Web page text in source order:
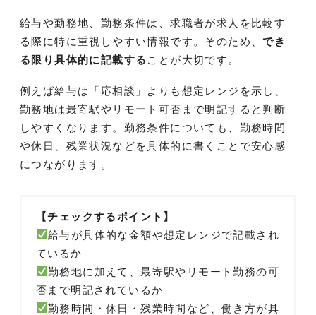
給与や勤務地、勤務条件は、求職者が求人を比較す
る際に特に重視しやすい情報です。そのため、でき
る限り具体的に記載する ことが大切です。
例えば給与は「応相談」よりも想定レンジを示し、
勤務地は最寄駅やリモート可否まで明記すると判断
しやすくなります。勤務条件についても、勤務時間
や休日、残業状況などを具体的に書くことで安心感
につながります。
【チェックするポイント】
給与が具体的な金額や想定レンジで記載され
ているか
勤務地に加えて、最寄駅やリモート勤務の可
否まで明記されているか
勤務時間・休日・残業時間など、働き方が具